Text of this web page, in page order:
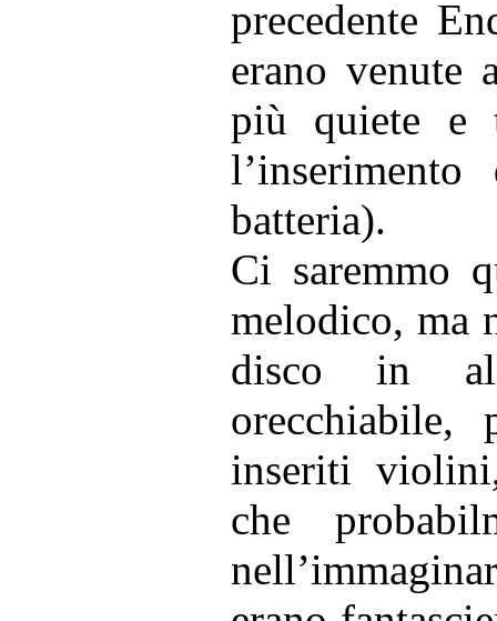
precedente
erano venute
più quiete e
batteria).
Ci saremmo
melodico, ma
disco in
inseriti
che